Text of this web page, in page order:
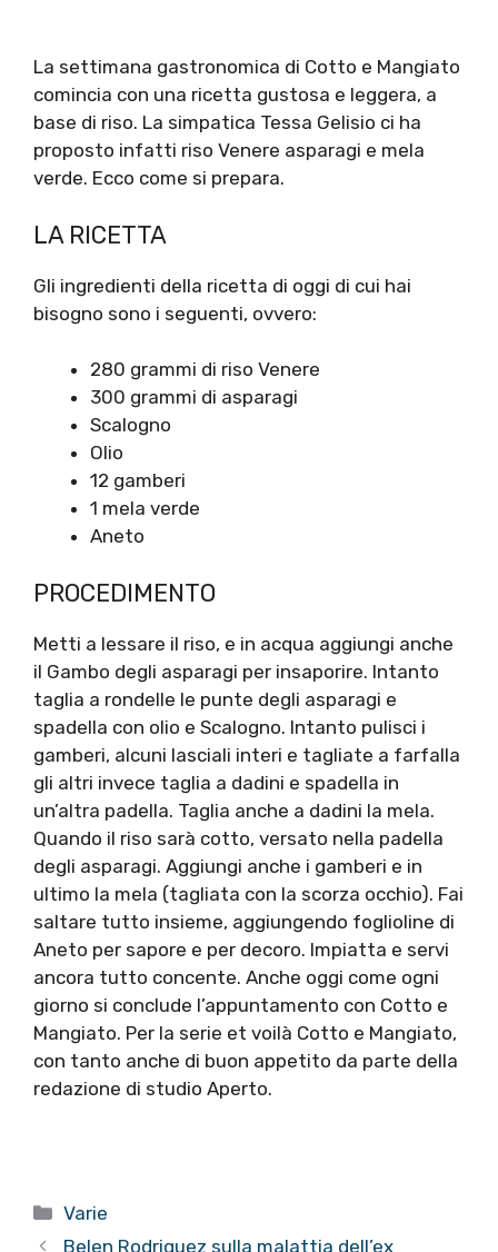
La settimana gastronomica di Cotto e Mangiato
comincia con una ricetta gustosa e leggera, a
base di riso. La simpatica Tessa Gelisio ci ha
proposto infatti riso Venere asparagi e mela
verde. Ecco come si prepara.
LA RICETTA
Gli ingredienti della ricetta di oggi di cui hai
bisogno sono i seguenti, ovvero:
280 grammi di riso Venere
300 grammi di asparagi
Scalogno
Olio
12 gamberi
1 mela verde
Aneto
PROCEDIMENTO
Metti a lessare il riso, e in acqua aggiungi anche
il Gambo degli asparagi per insaporire. Intanto
taglia a rondelle le punte degli asparagi e
spadella con olio e Scalogno. Intanto pulisci i
gamberi, alcuni lasciali interi e tagliate a farfalla
gli altri invece taglia a dadini e spadella in
un’altra padella. Taglia anche a dadini la mela.
Quando il riso sarà cotto, versato nella padella
degli asparagi. Aggiungi anche i gamberi e in
ultimo la mela (tagliata con la scorza occhio). Fai
saltare tutto insieme, aggiungendo foglioline di
Aneto per sapore e per decoro. Impiatta e servi
ancora tutto concente. Anche oggi come ogni
giorno si conclude l’appuntamento con Cotto e
Mangiato. Per la serie et voilà Cotto e Mangiato,
con tanto anche di buon appetito da parte della
redazione di studio Aperto.
Categorie
Varie
Belen Rodriguez sulla malattia dell’ex